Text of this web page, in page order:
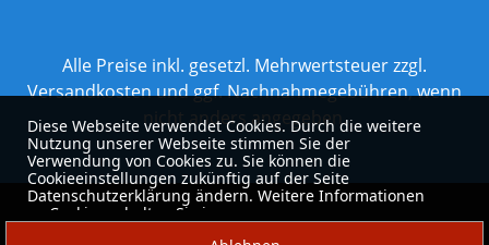
Alle Preise inkl. gesetzl. Mehrwertsteuer zzgl.
Versandkostenund ggf. Nachnahmegebühren, wenn
nicht anders angegeben.
Diese Webseite verwendet Cookies. Durch die weitere
Nutzung unserer Webseite stimmen Sie der
Verwendung von Cookies zu. Sie können die
Cookieeinstellungen zukünftig auf der Seite
Datenschutzerklärung ändern. Weitere Informationen
zu Cookies erhalten Sie in unserer